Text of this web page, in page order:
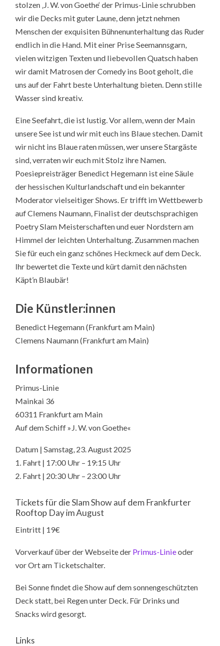
stolzen ‚J. W. von Goethe‘ der Primus-Linie schrubben
wir die Decks mit guter Laune, denn jetzt nehmen
Menschen der exquisiten Bühnenunterhaltung das Ruder
endlich in die Hand. Mit einer Prise Seemannsgarn,
vielen witzigen Texten und liebevollen Quatsch haben
wir damit Matrosen der Comedy ins Boot geholt, die
uns auf der Fahrt beste Unterhaltung bieten. Denn stille
Wasser sind kreativ.
Eine Seefahrt, die ist lustig. Vor allem, wenn der Main
unsere See ist und wir mit euch ins Blaue stechen. Damit
wir nicht ins Blaue raten müssen, wer unsere Stargäste
sind, verraten wir euch mit Stolz ihre Namen.
Poesiepreisträger Benedict Hegemann ist eine Säule
der hessischen Kulturlandschaft und ein bekannter
Moderator vielseitiger Shows. Er trifft im Wettbewerb
auf Clemens Naumann, Finalist der deutschsprachigen
Poetry Slam Meisterschaften und euer Nordstern am
Himmel der leichten Unterhaltung. Zusammen machen
Sie für euch ein ganz schönes Heckmeck auf dem Deck.
Ihr bewertet die Texte und kürt damit den nächsten
Käpt’n Blaubär!
Die Künstler:innen
Benedict Hegemann (Frankfurt am Main)
Clemens Naumann (Frankfurt am Main)
Informationen
Primus-Linie
Mainkai 36
60311 Frankfurt am Main
Auf dem Schiff »J. W. von Goethe«
Datum | Samstag, 23. August 2025
1. Fahrt | 17:00 Uhr – 19:15 Uhr
2. Fahrt | 20:30 Uhr – 23:00 Uhr
Tickets für die Slam Show auf dem Frankfurter
Rooftop Day im August
Eintritt | 19€
Vorverkauf über der Webseite der Primus-Linieoder
vor Ort am Ticketschalter.
Bei Sonne findet die Show auf dem sonnengeschützten
Deck statt, bei Regen unter Deck. Für Drinks und
Snacks wird gesorgt.
Links